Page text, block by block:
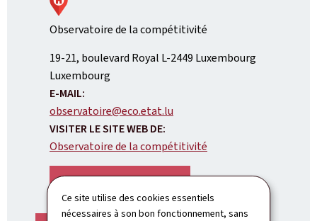
Ce site utilise des cookies essentiels
nécessaires à son bon fonctionnement, sans
Observatoire de la compétitivité
ADRESSE
:
19-21, boulevard Royal L-2449 Luxembourg
Luxembourg
E-MAIL:
observatoire@eco.etat.lu
VISITER LE SITE WEB DE:
Observatoire de la compétitivité
LOCALISEZ SUR LA CARTE